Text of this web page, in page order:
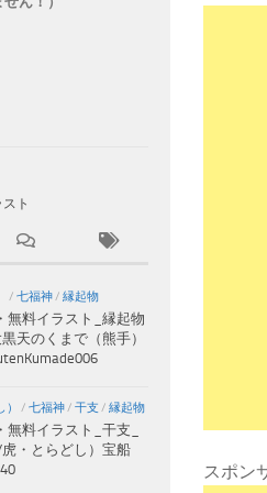
スポン
ト
/ 七福神/ 縁起物
無料イラスト_縁起物
天のくまで（熊手）
/ 七福神/ 干支 / 縁起物
無料イラスト_干支_
・とらどし）宝船